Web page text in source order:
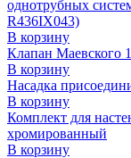
однотрубных
R436IX043)
В корзину
Клапан Маевского
В корзину
Насадка
В корзину
Комплект для
хромированный
В корзину